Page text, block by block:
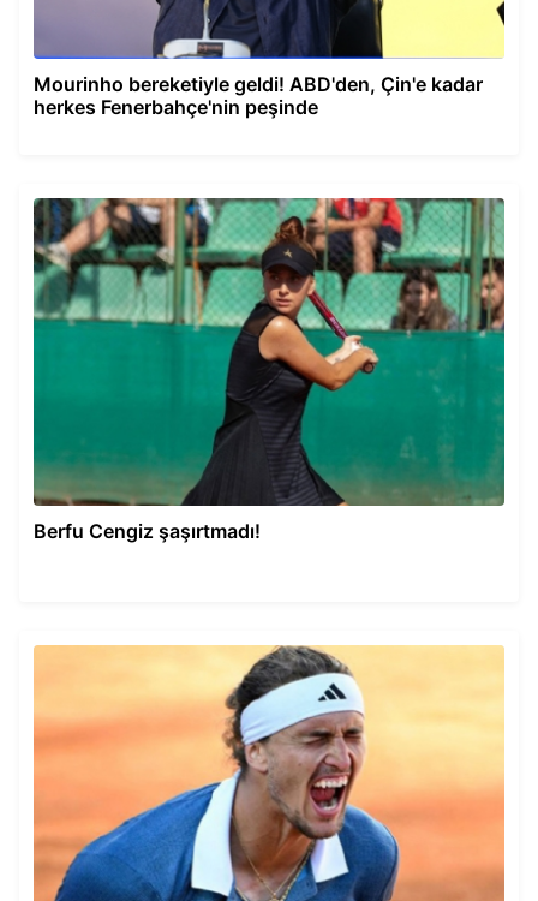
Mourinho bereketiyle geldi! ABD'den, Çin'e kadar
herkes Fenerbahçe'nin peşinde
Berfu Cengiz şaşırtmadı!